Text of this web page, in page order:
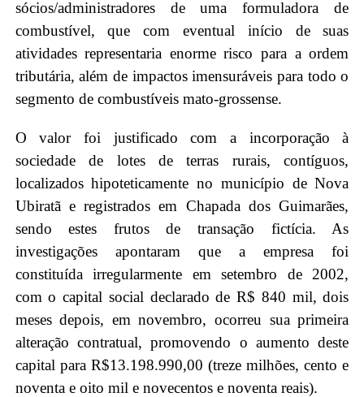
sócios/administradores de uma formuladora de
combustível, que com eventual início de suas
atividades representaria enorme risco para a ordem
tributária, além de impactos imensuráveis para todo o
segmento de combustíveis mato-grossense.
O valor foi justificado com a incorporação à
sociedade de lotes de terras rurais, contíguos,
localizados hipoteticamente no município de Nova
Ubiratã e registrados em Chapada dos Guimarães,
sendo estes frutos de transação fictícia. As
investigações apontaram que a empresa foi
constituída irregularmente em setembro de 2002,
com o capital social declarado de R$ 840 mil, dois
meses depois, em novembro, ocorreu sua primeira
alteração contratual, promovendo o aumento deste
capital para R$13.198.990,00 (treze milhões, cento e
noventa e oito mil e novecentos e noventa reais).